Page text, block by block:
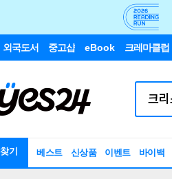
외국도서 중고샵 eBook 크레마클럽
기 베스트 신상품 이벤트 바이백